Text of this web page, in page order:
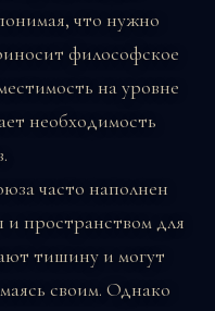
что нужно
философское
на уровне
необходимость
часто наполнен
пространством для
тишину и могут
своим. Однако